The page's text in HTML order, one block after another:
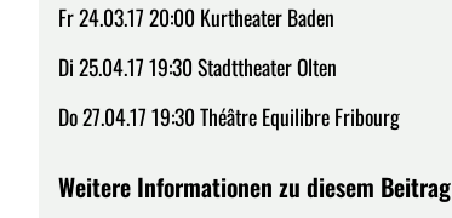
Fr 24.03.17 20:00 Kurtheater Baden
Di 25.04.17 19:30 Stadttheater Olten
Do 27.04.17 19:30 Théâtre Equilibre Fribourg
Weitere Informationen zu diesem Beitrag